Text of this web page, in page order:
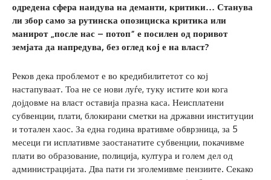
одредена сфера наидува на деманти, критики… Станува
ли збор само за рутинска опозициска критика или
манирот „после нас – потоп“ е посилен од поривот
земјата да напредува, без оглед кој е на власт?
Реков дека проблемот е во кредибилитетот со кој
настапуваат. Тоа не се нови луѓе, туку истите кои кога
дојдовме на власт оставија празна каса. Неисплатени
субвенции, плати, блокирани сметки на државни институции
и тотален хаос. За една година вративме обврзница, за 5
месеци ги исплативме заостанатите субвенции, покачивме
плати во образование, полиција, култура и голем дел од
администрацијата. Два пати ги зголемивме пензиите. Секако